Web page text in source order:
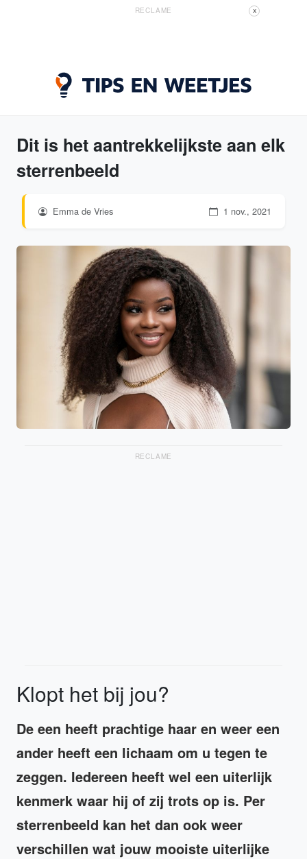
RECLAME X
Dit is het aantrekkelijkste aan elk
sterrenbeeld
Emma de Vries 1 nov., 2021
RECLAME
Klopt het bij jou?
De een heeft prachtige haar en weer een
ander heeft een lichaam om u tegen te
zeggen. Iedereen heeft wel een uiterlijk
kenmerk waar hij of zij trots op is. Per
sterrenbeeld kan het dan ook weer
verschillen wat jouw mooiste uiterlijke